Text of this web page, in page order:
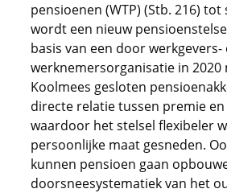
pensioenen (WTP) (Stb. 216)
wordt een nieuw
basis van een door werkgevers-
werknemersorganisatie in
Koolmees gesloten
directe relatie tussen premie
waardoor het stelsel flexibeler
persoonlijke maat gesneden.
kunnen pensioen gaan
doorsneesystematiek van het